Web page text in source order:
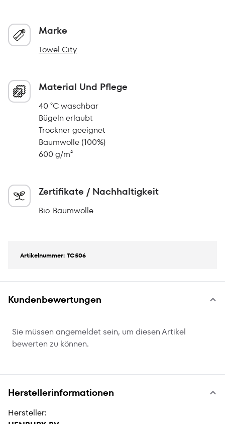
Marke
Towel City
Material Und Pflege
40 °C waschbar
Bügeln erlaubt
Trockner geeignet
Baumwolle (100%)
600 g/m²
Zertifikate / Nachhaltigkeit
Bio-Baumwolle
Artikelnummer: TC506
Kundenbewertungen
Sie müssen angemeldet sein, um diesen Artikel
bewerten zu können.
Herstellerinformationen
Hersteller: